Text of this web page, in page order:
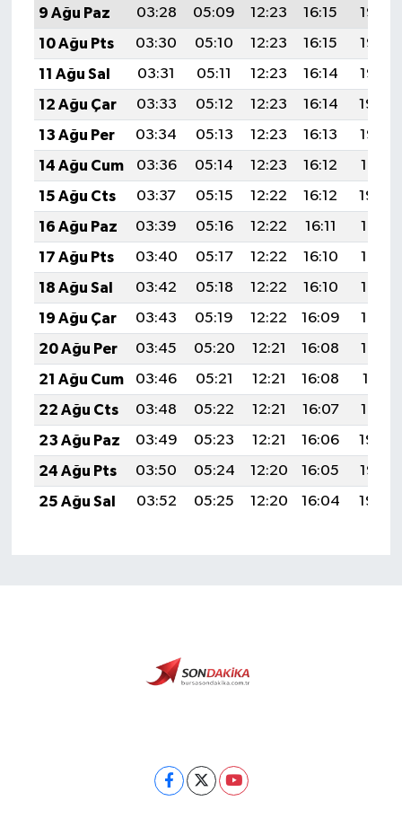
9 Ağu Paz
03:28 05:09 12:23 16:15
19:28
10 Ağu Pts
03:30 05:10 12:23 16:15
19:27
11 Ağu Sal
03:31 05:11 12:23 16:14
19:25
12 Ağu Çar
03:33 05:12 12:23 16:14
19:24
13 Ağu Per
03:34 05:13 12:23 16:13
19:23
14 Ağu Cum
03:36 05:14 12:23 16:12
19:21
15 Ağu Cts
03:37 05:15 12:22 16:12
19:20
16 Ağu Paz
03:39 05:16 12:22 16:11
19:18
17 Ağu Pts
03:40 05:17 12:22 16:10
19:17
18 Ağu Sal
03:42 05:18 12:22 16:10
19:16
19 Ağu Çar
03:43 05:19 12:22 16:09
19:14
20 Ağu Per
03:45 05:20 12:21 16:08
19:13
21 Ağu Cum
03:46 05:21 12:21 16:08
19:11
22 Ağu Cts
03:48 05:22 12:21 16:07
19:10
23 Ağu Paz
03:49 05:23 12:21 16:06
19:08
24 Ağu Pts
03:50 05:24 12:20 16:05
19:07
25 Ağu Sal
03:52 05:25 12:20 16:04 19:05